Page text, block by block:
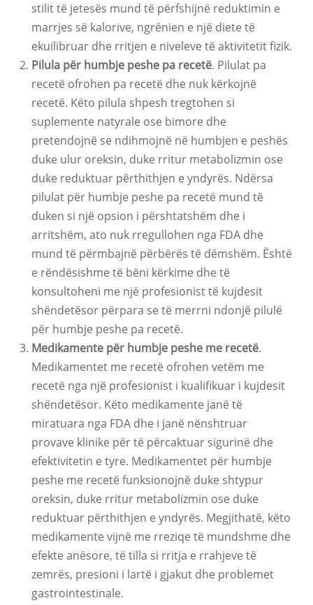
stilit të jetesës mund të përfshijnë reduktimin e
marrjes së kalorive, ngrënien e një diete të
ekuilibruar dhe rritjen e niveleve të aktivitetit fizik.
Pilula për humbje peshe pa recetë. Pilulat pa
recetë ofrohen pa recetë dhe nuk kërkojnë
recetë. Këto pilula shpesh tregtohen si
suplemente natyrale ose bimore dhe
pretendojnë se ndihmojnë në humbjen e peshës
duke ulur oreksin, duke rritur metabolizmin ose
duke reduktuar përthithjen e yndyrës. Ndërsa
pilulat për humbje peshe pa recetë mund të
duken si një opsion i përshtatshëm dhe i
arritshëm, ato nuk rregullohen nga FDA dhe
mund të përmbajnë përbërës të dëmshëm. Është
e rëndësishme të bëni kërkime dhe të
konsultoheni me një profesionist të kujdesit
shëndetësor përpara se të merrni ndonjë pilulë
për humbje peshe pa recetë.
Medikamente për humbje peshe me recetë.
Medikamentet me recetë ofrohen vetëm me
recetë nga një profesionist i kualifikuar i kujdesit
shëndetësor. Këto medikamente janë të
miratuara nga FDA dhe i janë nënshtruar
provave klinike për të përcaktuar sigurinë dhe
efektivitetin e tyre. Medikamentet për humbje
peshe me recetë funksionojnë duke shtypur
oreksin, duke rritur metabolizmin ose duke
reduktuar përthithjen e yndyrës. Megjithatë, këto
medikamente vijnë me rreziqe të mundshme dhe
efekte anësore, të tilla si rritja e rrahjeve të
zemrës, presioni i lartë i gjakut dhe problemet
gastrointestinale.